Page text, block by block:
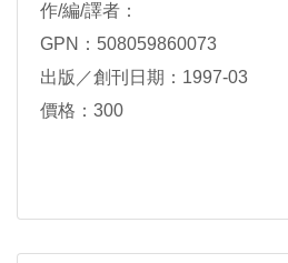
作/編/譯者：
GPN：508059860073
出版／創刊日期：1997-03
價格：300